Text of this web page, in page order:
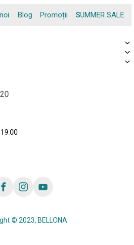
Blog Promoții SUMMER SALE
© 2023, BELLONA